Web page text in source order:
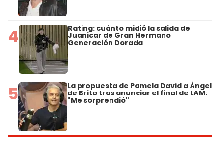
4 Rating: cuánto midió la salida de
Juanicar de Gran Hermano
Generación Dorada
5 La propuesta de Pamela David a Ángel
de Brito tras anunciar el final de LAM:
"Me sorprendió"